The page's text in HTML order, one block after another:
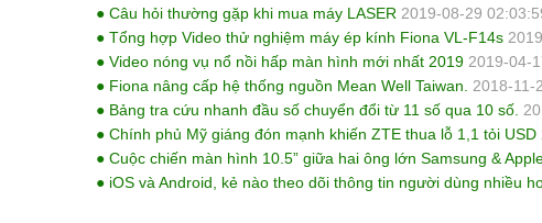
● Câu hỏi thường gặp khi mua máy LASER 2019-08-29
● Tổng hợp Video thử nghiệm máy ép kính Fiona VL-F14s
● Video nóng vụ nổ nồi hấp màn hình mới nhất 2019 2019-04-
● Fiona nâng cấp hệ thống nguồn Mean Well Taiwan.
2018-11-
● Bảng tra cứu nhanh đầu số chuyển đổi từ 11 số qua 10 số.
● Chính phủ Mỹ giáng đón mạnh khiến ZTE thua lỗ 1,1 tỏi USD
● Cuộc chiến màn hình 10.5” giữa hai ông lớn Samsung &
● iOS và Android, kẻ nào theo dõi thông tin người dùng nhiều